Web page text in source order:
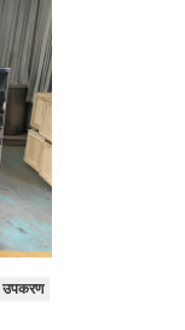
उपकरण